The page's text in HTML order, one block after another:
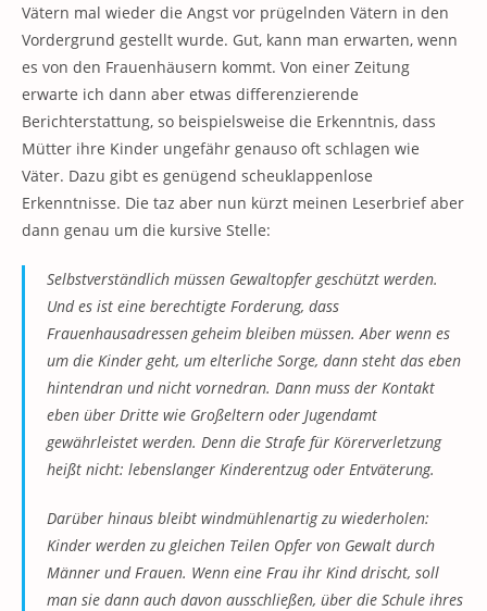
Vätern mal wieder die Angst vor prügelnden Vätern in den
Vordergrund gestellt wurde. Gut, kann man erwarten, wenn
es von den Frauenhäusern kommt. Von einer Zeitung
erwarte ich dann aber etwas differenzierende
Berichterstattung, so beispielsweise die Erkenntnis, dass
Mütter ihre Kinder ungefähr genauso oft schlagen wie
Väter. Dazu gibt es genügend scheuklappenlose
Erkenntnisse. Die taz aber nun kürzt meinen Leserbrief aber
dann genau um die kursive Stelle:
Selbstverständlich müssen Gewaltopfer geschützt werden.
Und es ist eine berechtigte Forderung, dass
Frauenhausadressen geheim bleiben müssen. Aber wenn es
um die Kinder geht, um elterliche Sorge, dann steht das eben
hintendran und nicht vornedran. Dann muss der Kontakt
eben über Dritte wie Großeltern oder Jugendamt
gewährleistet werden. Denn die Strafe für Körerverletzung
heißt nicht: lebenslanger Kinderentzug oder Entväterung.
Darüber hinaus bleibt windmühlenartig zu wiederholen:
Kinder werden zu gleichen Teilen Opfer von Gewalt durch
Männer und Frauen. Wenn eine Frau ihr Kind drischt, soll
man sie dann auch davon ausschließen, über die Schule ihres